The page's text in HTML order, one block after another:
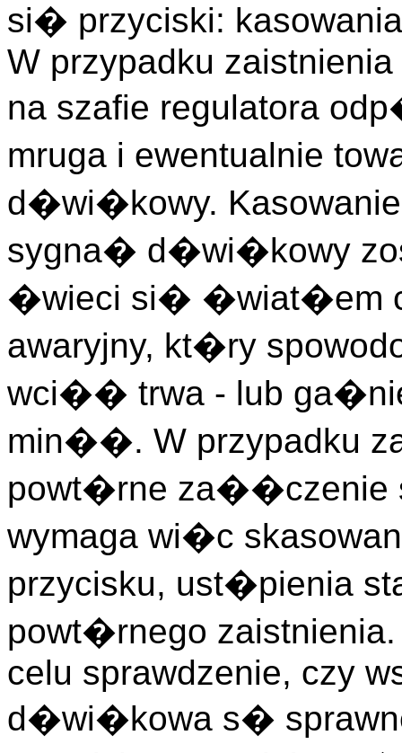
si� przyciski:
W przypadku
na szafie regulatora
mruga i ewentualnie
d�wi�kowy.
sygna� d�wi�kowy
�wieci si� �wiat�em
awaryjny, kt�ry
wci�� trwa - lub
min��. W przypadku
powt�rne
wymaga wi�c
przycisku, ust�pienia
powt�rnego
celu sprawdzenie, czy
d�wi�kowa s�